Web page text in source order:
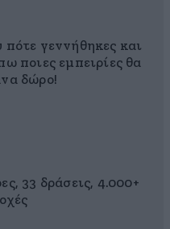
πότε γεννήθηκες και
ποιες εμπειρίες θα
δώρο!
33 δράσεις, 4.000+